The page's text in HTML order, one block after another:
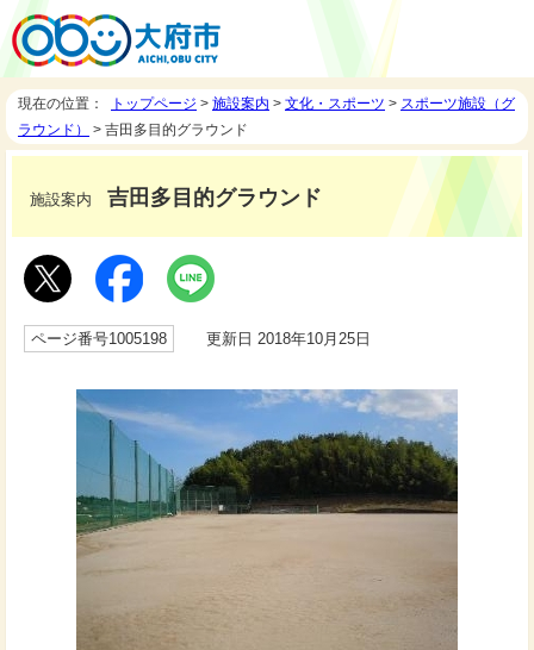
現在の位置： トップページ > 施設案内 > 文化・スポーツ > スポーツ施設（グ
ラウンド）
> 吉田多目的グラウンド
施設案内 吉田多目的グラウンド
ページ番号1005198 更新日 2018年10月25日